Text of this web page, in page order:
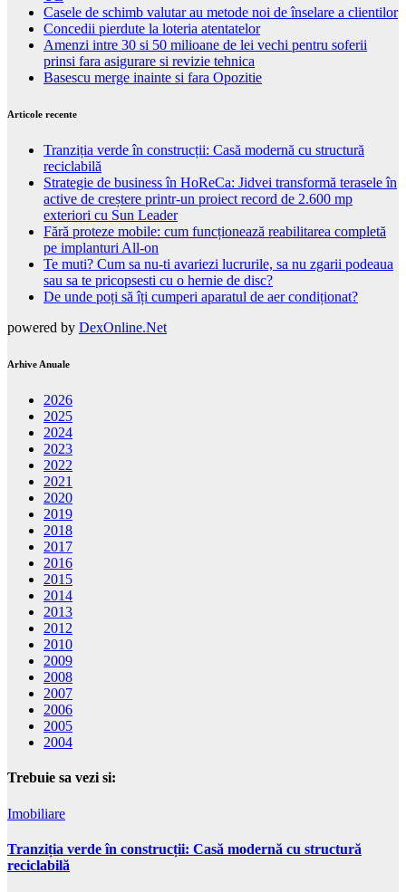
Casele de schimb valutar au metode noi de înselare a clientilor
Concedii pierdute la loteria atentatelor
Amenzi intre 30 si 50 milioane de lei vechi pentru soferii
prinsi fara asigurare si revizie tehnica
Basescu merge inainte si fara Opozitie
Articole recente
Tranziția verde în construcții: Casă modernă cu structură
reciclabilă
Strategie de business în HoReCa: Jidvei transformă terasele în
active de creștere printr-un proiect record de 2.600 mp
exteriori cu Sun Leader
Fără proteze mobile: cum funcționează reabilitarea completă
pe implanturi All-on
Te muti? Cum sa nu-ti avariezi lucrurile, sa nu zgarii podeaua
sau sa te pricopsesti cu o hernie de disc?
De unde poți să îți cumperi aparatul de aer condiționat?
powered by DexOnline.Net
Arhive Anuale
2026
2025
2024
2023
2022
2021
2020
2019
2018
2017
2016
2015
2014
2013
2012
2010
2009
2008
2007
2006
2005
2004
Trebuie sa vezi si:
Imobiliare
Tranziția verde în construcții: Casă modernă cu structură
reciclabilă